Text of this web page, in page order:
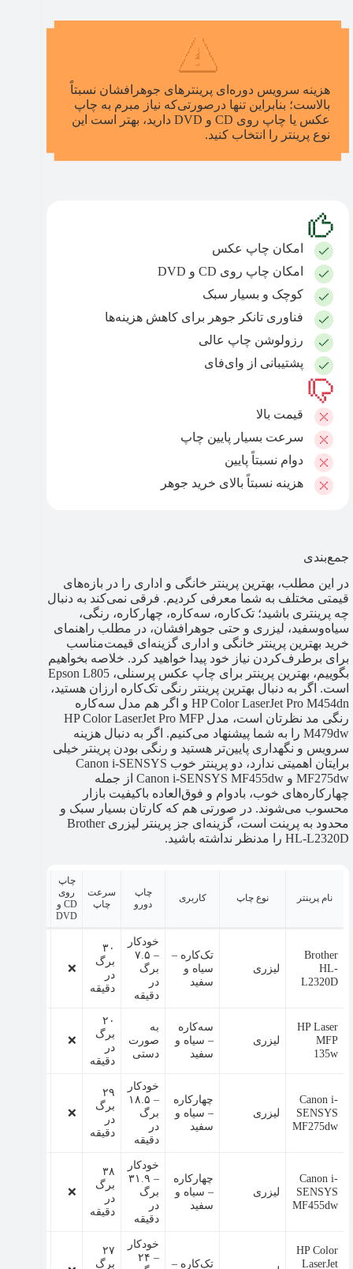
هزینه سرویس دوره‌ای پرینترهای جوهرافشان نسبتاً
بالاست؛ بنابراین تنها درصورتی‌که نیاز مبرم به چاپ
عکس یا چاپ روی CD و DVD دارید، بهتر است این
نوع پرینتر را انتخاب کنید.
امکان چاپ عکس
امکان چاپ روی CD و DVD
کوچک و بسیار سبک
فناوری تانکر جوهر برای کاهش هزینه‌ها
رزولوشن چاپ عالی
پشتیبانی از وای‌فای
قیمت بالا
سرعت بسیار پایین چاپ
دوام نسبتاً پایین
هزینه نسبتاً بالای خرید جوهر
جمع‌بندی
در این مطلب، بهترین پرینتر خانگی و اداری را در بازه‌های
قیمتی مختلف به شما معرفی کردیم. فرقی نمی‌کند به دنبال
چه پرینتری باشید؛ تک‌کاره، سه‌کاره، چهارکاره، رنگی،
سیاه‌وسفید، لیزری و حتی جوهرافشان، در مطلب راهنمای
خرید بهترین پرینتر خانگی و اداری گزینه‌ای قیمت‌مناسب
برای برطرف‌کردن نیاز خود پیدا خواهید کرد. خلاصه بخواهیم
بگوییم، بهترین پرینتر برای چاپ عکس پرسنلی، Epson L805
است. اگر به دنبال بهترین پرینتر رنگی تک‌کاره ارزان هستید،
HP Color LaserJet Pro M454dn و اگر هم مدل سه‌کاره
رنگی مد نظرتان است، مدل HP Color LaserJet Pro MFP
M479dw را به شما پیشنهاد می‌کنیم. اگر به دنبال هزینه
سرویس و نگهداری پایین‌تر هستید و رنگی بودن پرینتر خیلی
برایتان اهمیتی ندارد، دو پرینتر خوب Canon i-SENSYS
MF275dw و Canon i-SENSYS MF455dw از جمله
چهارکاره‌های خوب، بادوام و فوق‌العاده باکیفیت بازار
محسوب می‌شوند. در صورتی هم که کارتان بسیار سبک و
محدود به پرینت است، گزینه‌ای جز پرینتر لیزری Brother
HL-L2320D را مدنظر نداشته باشید.
نام پرینتر نوع چاپ کاربری
چاپ
دورو
سرعت
چاپ
چاپ
روی
CD و
DVD
Brother
HL-
L2320D
لیزری
تک‌کاره –
سیاه و
سفید
خودکار
– ۷.۵
برگ
در
دقیقه
۳۰
برگ
در
دقیقه
❌
HP Laser
MFP
135w
لیزری
سه‌کاره
– سیاه و
سفید
به
صورت
دستی
۲۰
برگ
در
دقیقه
❌
Canon i-
SENSYS
MF275dw
لیزری
چهارکاره
– سیاه و
سفید
خودکار
– ۱۸.۵
برگ
در
دقیقه
۲۹
برگ
در
دقیقه
❌
Canon i-
SENSYS
MF455dw
لیزری
چهارکاره
– سیاه و
سفید
خودکار
– ۳۱.۹
برگ
در
دقیقه
۳۸
برگ
در
دقیقه
❌
HP Color
LaserJet
تک‌کاره –
خودکار
– ۲۴
۲۷
برگ